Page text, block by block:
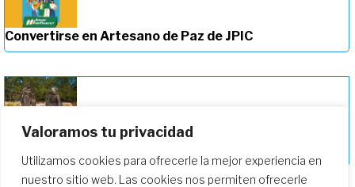
Valoramos tu privacidad
Utilizamos cookies para ofrecerle la mejor experiencia en
nuestro sitio web. Las cookies nos permiten ofrecerle
Convertirse en Artesano de Paz de JPIC
Profundizando en nuestro camino de